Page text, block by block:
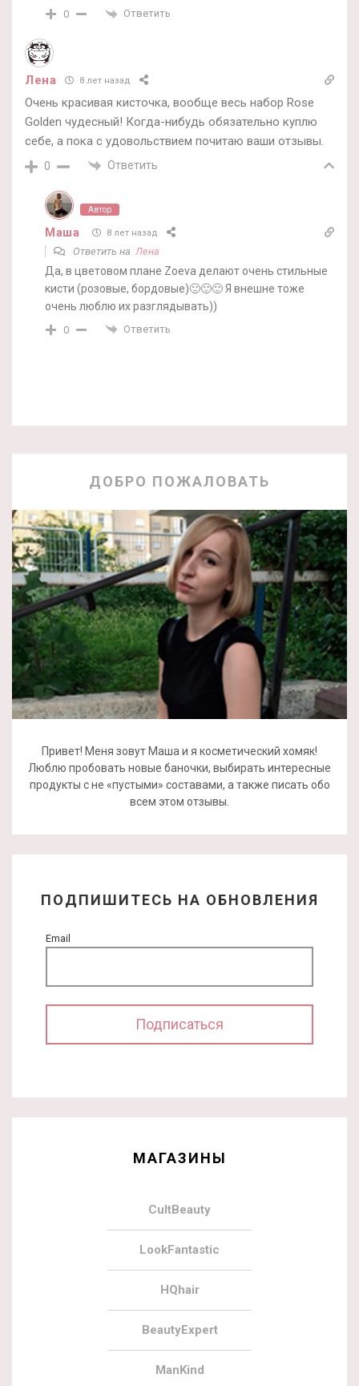
0 Ответить
Лена 8 лет назад
Очень красивая кисточка, вообще весь набор Rose
Golden чудесный! Когда-нибудь обязательно куплю
себе, а пока с удовольствием почитаю ваши отзывы.
0 Ответить
Автор
Маша 8 лет назад
Ответить на Лена
Да, в цветовом плане Zoeva делают очень стильные
кисти (розовые, бордовые)🙂🙂🙂 Я внешне тоже
очень люблю их разглядывать))
0 Ответить
ДОБРО ПОЖАЛОВАТЬ
Привет! Меня зовут Маша и я косметический хомяк!
Люблю пробовать новые баночки, выбирать интересные
продукты с не «пустыми» составами, а также писать обо
всем этом отзывы.
ПОДПИШИТЕСЬ НА ОБНОВЛЕНИЯ
Email
МАГАЗИНЫ
CultBeauty
LookFantastic
HQhair
BeautyExpert
ManKind